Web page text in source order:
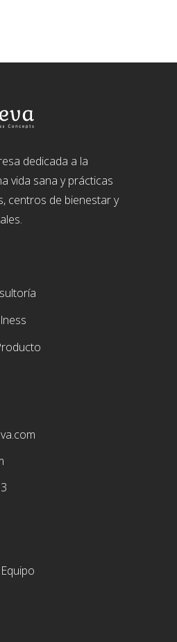
dedicada a la
vida sana y prácticas
centros de bienestar y